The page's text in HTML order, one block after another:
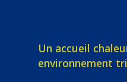
Un accueil
environnement